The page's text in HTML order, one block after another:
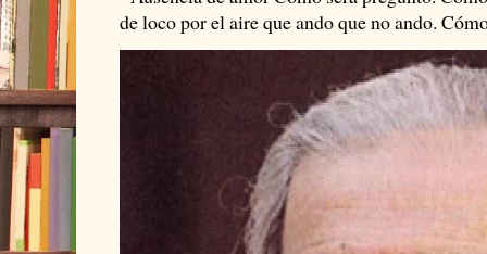
de loco por el aire que ando que no ando.